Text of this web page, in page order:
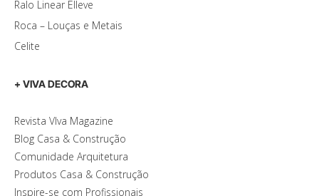
Ralo Linear Elleve
Roca – Louças e Metais
Celite
+ VIVA DECORA
Revista VIva Magazine
Blog Casa & Construção
Comunidade Arquitetura
Produtos Casa & Construção
Inspire-se com Profissionais